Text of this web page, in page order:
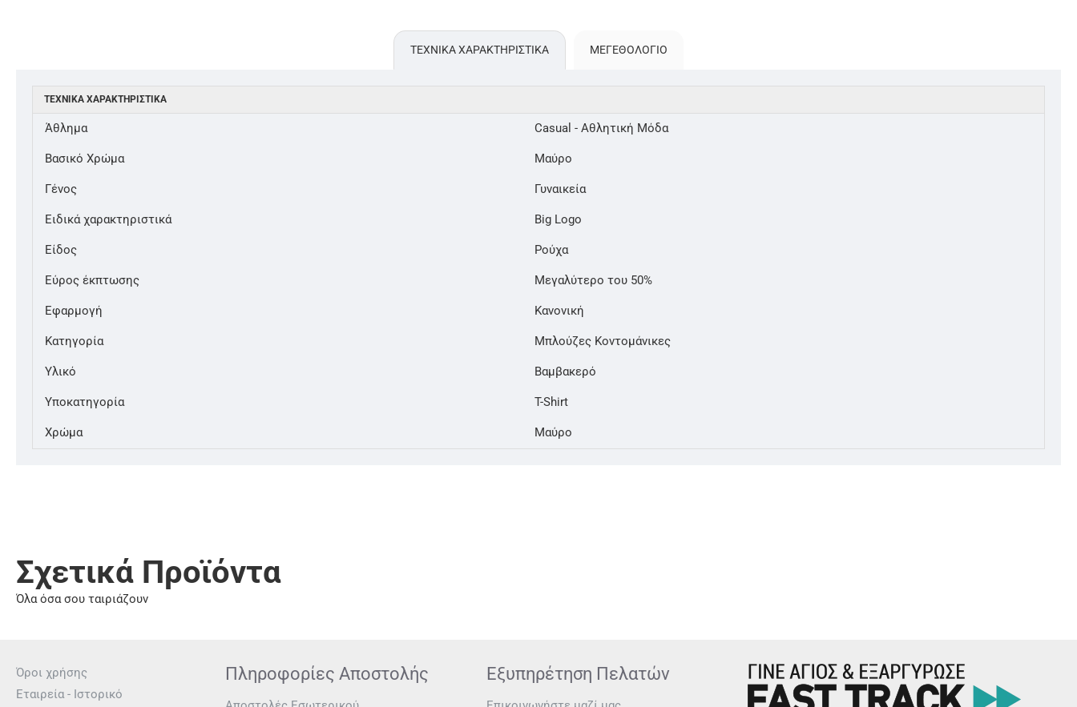
ΤΕΧΝΙΚΑ ΧΑΡΑΚΤΗΡΙΣΤΙΚΑ ΜΕΓΕΘΟΛΌΓΙΟ
ΤΕΧΝΙΚΆ ΧΑΡΑΚΤΗΡΙΣΤΙΚΆ
Άθλημα Casual - Αθλητική Μόδα
Βασικό Χρώμα Μαύρο
Γένος Γυναικεία
Ειδικά χαρακτηριστικά Big Logo
Είδος Ρούχα
Εύρος έκπτωσης Μεγαλύτερο του 50%
Εφαρμογή Κανονική
Κατηγορία Μπλούζες Κοντομάνικες
Υλικό Βαμβακερό
Υποκατηγορία T-Shirt
Χρώμα Μαύρο
Σχετικά Προϊόντα
Όλα όσα σου ταιριάζουν
Όροι χρήσης
Εταιρεία - Ιστορικό
Πληροφορίες Αποστολής Εξυπηρέτηση Πελατών